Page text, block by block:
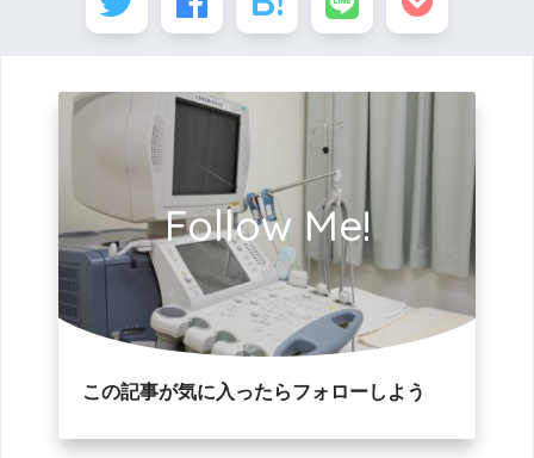
Follow Me!
この記事が気に入ったらフォローしよう